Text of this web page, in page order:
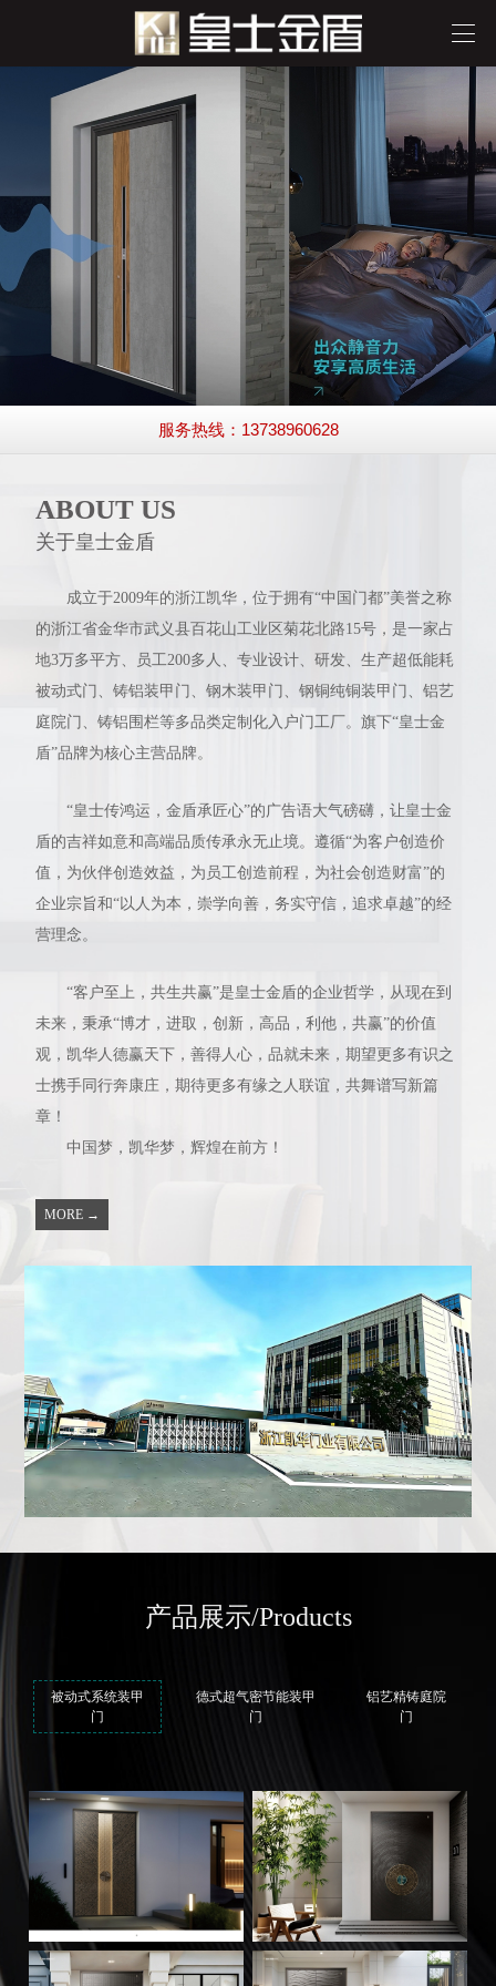
服务热线：13738960628
ABOUT US
关于皇士金盾
成立于2009年的浙江凯华，位于拥有“中国门都”美誉之称
的浙江省金华市武义县百花山工业区菊花北路15号，是一家占
地3万多平方、员工200多人、专业设计、研发、生产超低能耗
被动式门、铸铝装甲门、钢木装甲门、钢铜纯铜装甲门、铝艺
庭院门、铸铝围栏等多品类定制化入户门工厂。旗下“皇士金
盾”品牌为核心主营品牌。
“皇士传鸿运，金盾承匠心”的广告语大气磅礴，让皇士金
盾的吉祥如意和高端品质传承永无止境。遵循“为客户创造价
值，为伙伴创造效益，为员工创造前程，为社会创造财富”的
企业宗旨和“以人为本，崇学向善，务实守信，追求卓越”的经
营理念。
“客户至上，共生共赢”是皇士金盾的企业哲学，从现在到
未来，秉承“博才，进取，创新，高品，利他，共赢”的价值
观，凯华人德赢天下，善得人心，品就未来，期望更多有识之
士携手同行奔康庄，期待更多有缘之人联谊，共舞谱写新篇
章！
中国梦，凯华梦，辉煌在前方！
MORE →
产品展示/Products
被动式系统装甲
门
德式超气密节能装甲
门
铝艺精铸庭院
门